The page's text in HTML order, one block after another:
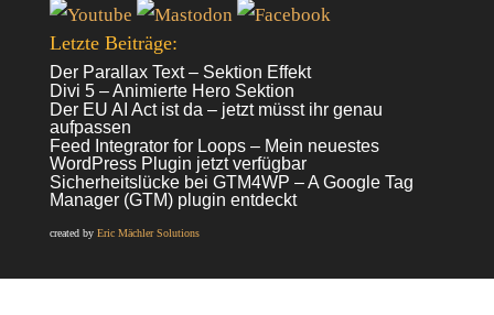
Letzte Beiträge:
Der Parallax Text – Sektion Effekt
Divi 5 – Animierte Hero Sektion
Der EU AI Act ist da – jetzt müsst ihr genau
aufpassen
Feed Integrator for Loops – Mein neuestes
WordPress Plugin jetzt verfügbar
Sicherheitslücke bei GTM4WP – A Google Tag
Manager (GTM) plugin entdeckt
created by Eric Mächler Solutions